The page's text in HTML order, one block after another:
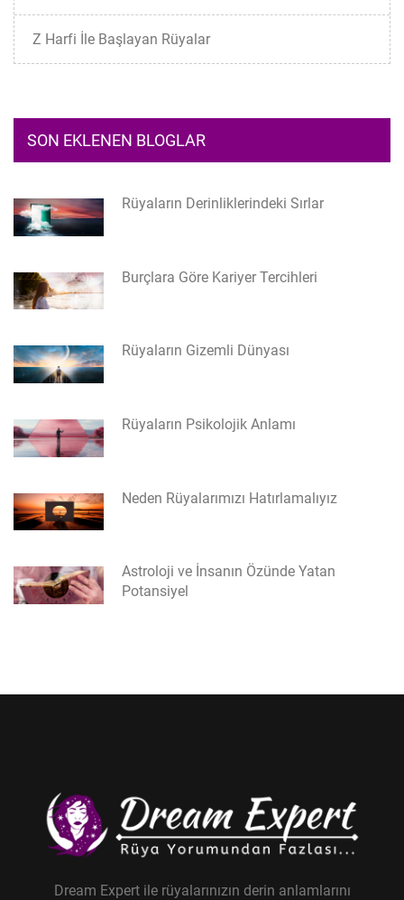
Z Harfi İle Başlayan Rüyalar
SON EKLENEN BLOGLAR
Rüyaların Derinliklerindeki Sırlar
Burçlara Göre Kariyer Tercihleri
Rüyaların Gizemli Dünyası
Rüyaların Psikolojik Anlamı
Neden Rüyalarımızı Hatırlamalıyız
Astroloji ve İnsanın Özünde Yatan
Potansiyel
Dream Expert ile rüyalarınızın derin anlamlarını